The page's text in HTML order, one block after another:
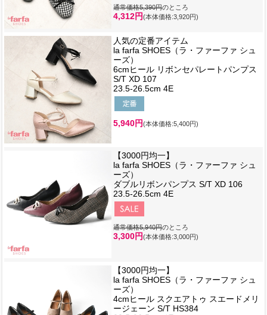
通常価格5,390円のところ
4,312円(本体価格:3,920円)
人気の定番アイテム
la farfa SHOES（ラ・ファーファ シュ
ーズ）
6cmヒール リボンセパレートパンプス
S/T XD 107
23.5-26.5cm 4E
5,940円(本体価格:5,400円)
【3000円均一】
la farfa SHOES（ラ・ファーファ シュ
ーズ）
ダブルリボンパンプス S/T XD 106
23.5-26.5cm 4E
通常価格5,940円のところ
3,300円(本体価格:3,000円)
【3000円均一】
la farfa SHOES（ラ・ファーファ シュ
ーズ）
4cmヒール スクエアトゥ スエードメリ
ージェーン S/T HS384